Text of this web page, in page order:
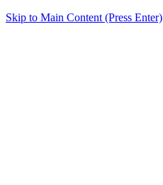
Skip to Main Content (Press Enter)